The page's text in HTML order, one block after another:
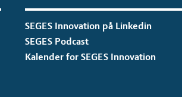
SEGES Innovation på Linkedin
SEGES Podcast
Kalender for SEGES Innovation